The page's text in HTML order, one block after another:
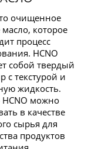
очищенное
масло, которое
процесс
HCNO
собой твердый
с текстурой и
жидкость.
можно
в качестве
сырья для
продуктов